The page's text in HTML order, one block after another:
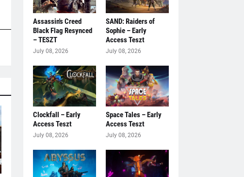
Assassin's Creed
Black Flag Resynced
– TESZT
July 08, 2026
SAND: Raiders of
Sophie – Early
Access Teszt
July 08, 2026
Clockfall – Early
Access Teszt
July 08, 2026
Space Tales – Early
Access Teszt
July 08, 2026